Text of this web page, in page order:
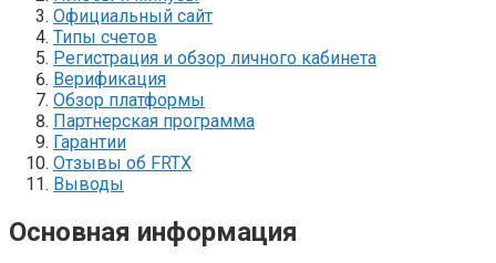
Официальный сайт
Типы счетов
Регистрация и обзор личного кабинета
Верификация
Обзор платформы
Партнерская программа
Гарантии
Отзывы об FRTX
Выводы
Основная информация